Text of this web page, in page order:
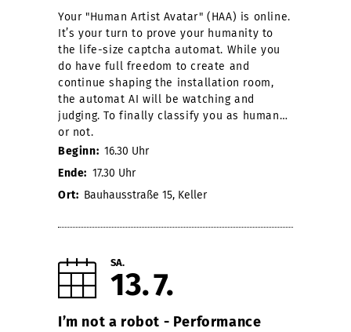
Your "Human Artist Avatar" (HAA) is online.
It’s your turn to prove your humanity to
the life-size captcha automat. While you
do have full freedom to create and
continue shaping the installation room,
the automat AI will be watching and
judging. To finally classify you as human…
or not.
Beginn: 16.30 Uhr
Ende: 17.30 Uhr
Ort: Bauhausstraße 15, Keller
SA.
13 7
I’m not a robot - Performance